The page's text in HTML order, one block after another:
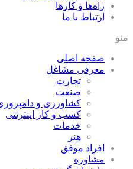
راه‌ها و كارها
ارتباط با ما
منو
صفحه اصلی
معرفی مشاغل
تجارت
صنعت
كشاورزی و
كسب و كار اينترنتی
خدمات
هنر
افراد موفق
مشاوره